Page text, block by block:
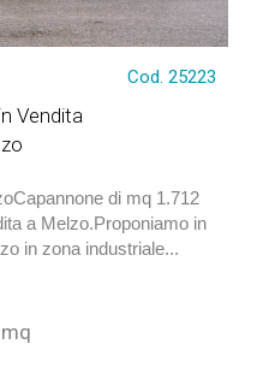
Cod. 25223
Vendita
di mq 1.712
a Melzo.Proponiamo in
in zona industriale...